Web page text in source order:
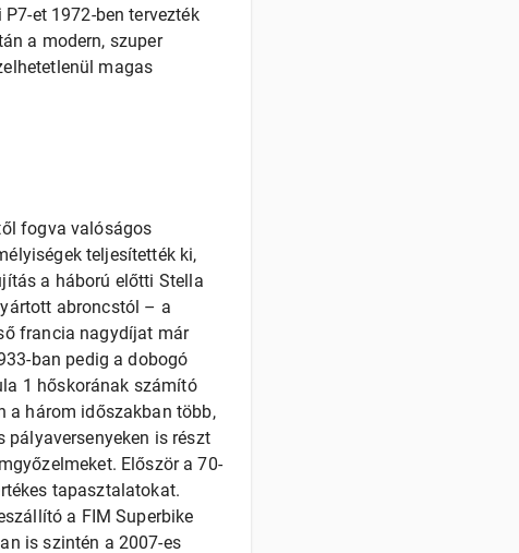
et 1972-ben tervezték
a modern, szuper
magas
fogva valóságos
teljesítették ki,
a háború előtti Stella
abroncstól – a
francia nagydíjat már
ban pedig a dobogó
1 hőskorának számító
a három időszakban több,
pályaversenyeken is részt
Először a 70-
tapasztalatokat.
a FIM Superbike
is szintén a 2007-es